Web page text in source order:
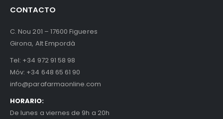
CONTACTO
C. Nou 201 – 17600 Figueres
Girona, Alt Empordà
Tel: +34 972 91 58 98
Móv: +34 648 65 61 90
info@parafarmaonline.com
HORARIO:
De lunes a viernes de 9h a 20h